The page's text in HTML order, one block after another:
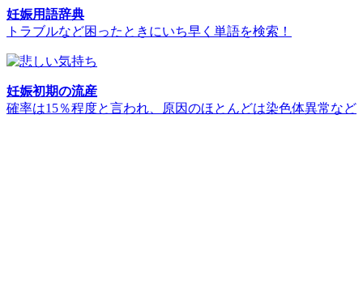
妊娠用語辞典
トラブルなど困ったときにいち早く単語を検索！
妊娠初期の流産
確率は15％程度と言われ、原因のほとんどは染色体異常など